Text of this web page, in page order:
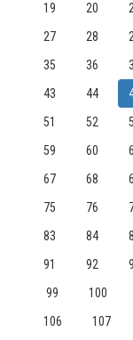
19
20
27
28
35
36
43
44
51
52
59
60
67
68
75
76
83
84
91
92
99
100
106
107